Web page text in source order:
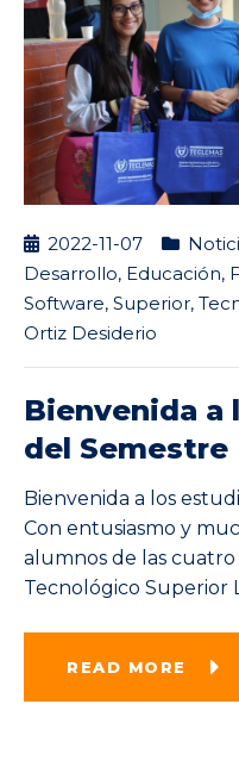
2022-11-07
Desarrollo, Educación,
Software, Superior,
Ortiz Desiderio
Bienvenida a
del Semestre
Bienvenida a los
Con entusiasmo y
alumnos de las
Tecnológico Superior
READ MORE